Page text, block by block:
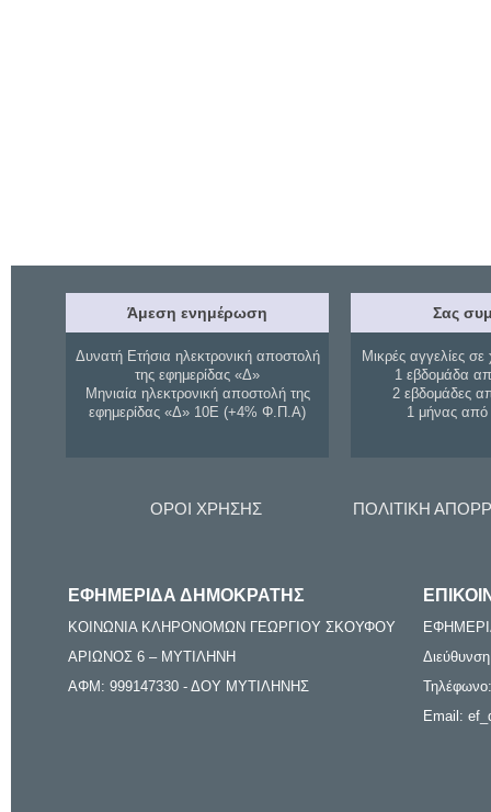
Άμεση ενημέρωση
Δυνατή Ετήσια ηλεκτρονική αποστολή
της εφημερίδας «Δ»
Μηνιαία ηλεκτρονική αποστολή της
εφημερίδας «Δ» 10Ε (+4% Φ.Π.Α)
Σας
Μικρές αγγελίες σε
1 εβδομάδα
2 εβδομάδες
1 μήνας
ΟΡΟΙ ΧΡΗΣΗΣ ΠΟΛΙΤΙΚΗ
ΕΦΗΜΕΡΙΔΑ ΔΗΜΟΚΡΑΤΗΣ
ΚΟΙΝΩΝΙΑ ΚΛΗΡΟΝΟΜΩΝ ΓΕΩΡΓΙΟΥ ΣΚΟΥΦΟΥ
ΑΡΙΩΝΟΣ 6 – ΜΥΤΙΛΗΝΗ
ΑΦΜ: 999147330 - ΔΟΥ ΜΥΤΙΛΗΝΗΣ
Email: